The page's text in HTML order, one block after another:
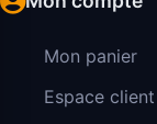
Mon panier
Espace client